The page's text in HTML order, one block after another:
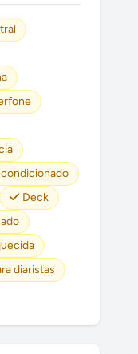
Deck
diaristas